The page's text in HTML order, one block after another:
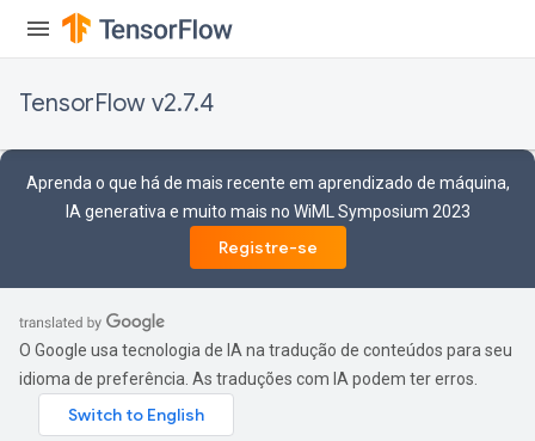
TensorFlow v2.7.4
Aprenda o que há de mais recente em aprendizado de máquina,
IA generativa e muito mais no WiML Symposium 2023
Registre-se
O Google usa tecnologia de IA na tradução de conteúdos para seu
idioma de preferência. As traduções com IA podem ter erros.